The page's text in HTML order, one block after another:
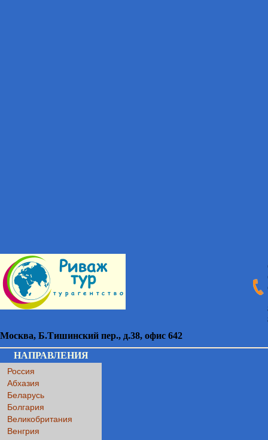
Москва, Б.Тишинский пер., д.38, офис 642
НАПРАВЛЕНИЯ
Россия
Абхазия
Беларусь
Болгария
Великобритания
Венгрия